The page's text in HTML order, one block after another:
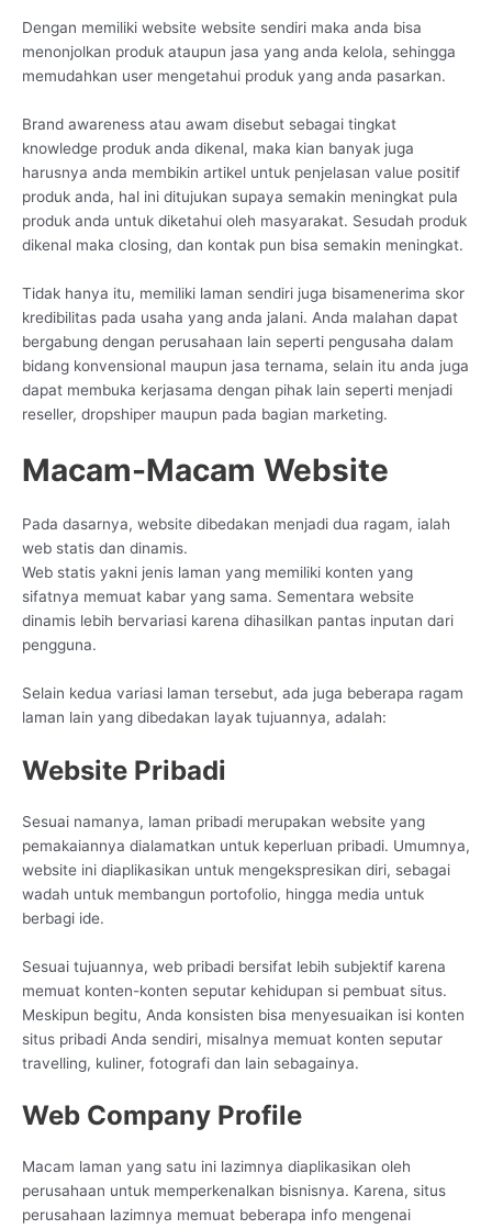
Dengan memiliki website website sendiri maka anda bisa
menonjolkan produk ataupun jasa yang anda kelola, sehingga
memudahkan user mengetahui produk yang anda pasarkan.
Brand awareness atau awam disebut sebagai tingkat
knowledge produk anda dikenal, maka kian banyak juga
harusnya anda membikin artikel untuk penjelasan value positif
produk anda, hal ini ditujukan supaya semakin meningkat pula
produk anda untuk diketahui oleh masyarakat. Sesudah produk
dikenal maka closing, dan kontak pun bisa semakin meningkat.
Tidak hanya itu, memiliki laman sendiri juga bisamenerima skor
kredibilitas pada usaha yang anda jalani. Anda malahan dapat
bergabung dengan perusahaan lain seperti pengusaha dalam
bidang konvensional maupun jasa ternama, selain itu anda juga
dapat membuka kerjasama dengan pihak lain seperti menjadi
reseller, dropshiper maupun pada bagian marketing.
Macam-Macam Website
Pada dasarnya, website dibedakan menjadi dua ragam, ialah
web statis dan dinamis.
Web statis yakni jenis laman yang memiliki konten yang
sifatnya memuat kabar yang sama. Sementara website
dinamis lebih bervariasi karena dihasilkan pantas inputan dari
pengguna.
Selain kedua variasi laman tersebut, ada juga beberapa ragam
laman lain yang dibedakan layak tujuannya, adalah:
Website Pribadi
Sesuai namanya, laman pribadi merupakan website yang
pemakaiannya dialamatkan untuk keperluan pribadi. Umumnya,
website ini diaplikasikan untuk mengekspresikan diri, sebagai
wadah untuk membangun portofolio, hingga media untuk
berbagi ide.
Sesuai tujuannya, web pribadi bersifat lebih subjektif karena
memuat konten-konten seputar kehidupan si pembuat situs.
Meskipun begitu, Anda konsisten bisa menyesuaikan isi konten
situs pribadi Anda sendiri, misalnya memuat konten seputar
travelling, kuliner, fotografi dan lain sebagainya.
Web Company Profile
Macam laman yang satu ini lazimnya diaplikasikan oleh
perusahaan untuk memperkenalkan bisnisnya. Karena, situs
perusahaan lazimnya memuat beberapa info mengenai